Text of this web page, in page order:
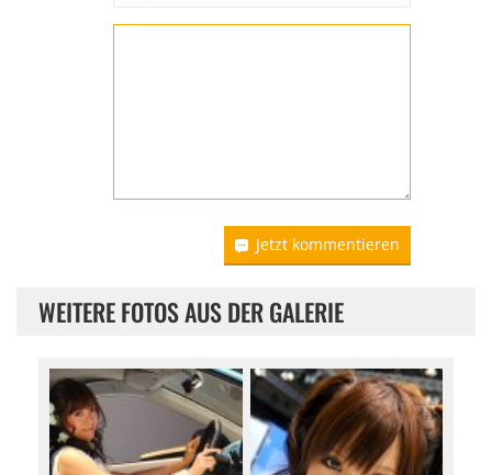
Jetzt kommentieren
WEITERE FOTOS AUS DER GALERIE